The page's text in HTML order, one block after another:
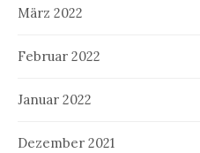
März 2022
Februar 2022
Januar 2022
Dezember 2021